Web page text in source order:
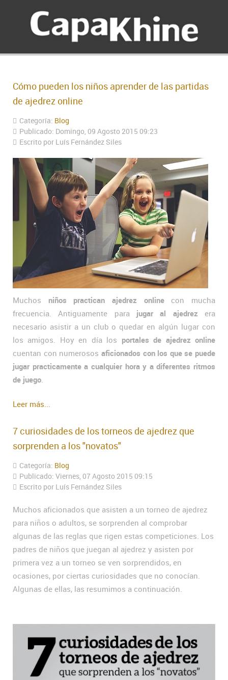
Cómo pueden los niños aprender de las partidas
de ajedrez online
Categoría: Blog
Publicado: Domingo, 09 Agosto 2015 09:23
Escrito por Luís Fernández Siles
Muchos niños practican ajedrez onlinecon mucha
frecuencia. Antiguamente para jugar al ajedrez era
necesario asistir a un club o quedar en algún lugar con
los amigos. Hoy en día los portales de ajedrez online
cuentan con numerosos aficionados con los que se puede
jugar practicamente a cualquier hora y a diferentes ritmos
de juego
Leer más...
7 curiosidades de los torneos de ajedrez que
sorprenden a los "novatos"
Categoría: Blog
Publicado: Viernes, 07 Agosto 2015 09:15
Escrito por Luís Fernández Siles
Muchos aficionados que asisten a un torneo de ajedrez
para niños o adultos, se sorprenden al comprobar
algunas de las reglas que rigen estas competiciones. Los
padres de niños que juegan al ajedrez y asisten por
primera vez a un torneo se ven sorprendidos, en
ocasiones, por ciertas curiosidades que no conocían.
Algunas de ellas, las resumimos a continuación.